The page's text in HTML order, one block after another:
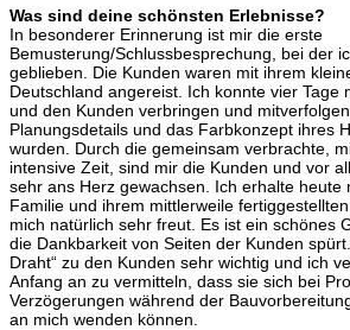
Was sind deine schönsten Erlebnisse?
In besonderer Erinnerung ist mir die erste
Bemusterung/Schlussbesprechung, bei der
geblieben. Die Kunden waren mit ihrem
Deutschland angereist. Ich konnte vier Tage
und den Kunden verbringen und
Planungsdetails und das Farbkonzept ihres
wurden. Durch die gemeinsam verbrachte,
intensive Zeit, sind mir die Kunden und vor
sehr ans Herz gewachsen. Ich erhalte heute
Familie und ihrem mittlerweile
mich natürlich sehr freut. Es ist ein schönes
die Dankbarkeit von Seiten der Kunden
Draht“ zu den Kunden sehr wichtig und ich
Anfang an zu vermitteln, dass sie sich bei
Verzögerungen während der
an mich wenden können.